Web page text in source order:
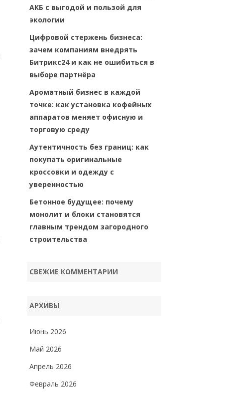
АКБ с выгодой и пользой для
экологии
Цифровой стержень бизнеса:
зачем компаниям внедрять
Битрикс24 и как не ошибиться в
выборе партнёра
Ароматный бизнес в каждой
точке: как установка кофейных
аппаратов меняет офисную и
торговую среду
Аутентичность без границ: как
покупать оригинальные
кроссовки и одежду с
уверенностью
Бетонное будущее: почему
монолит и блоки становятся
главным трендом загородного
строительства
СВЕЖИЕ КОММЕНТАРИИ
АРХИВЫ
Июнь 2026
Май 2026
Апрель 2026
Февраль 2026